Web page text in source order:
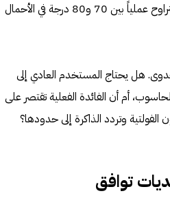
حتى 95 درجة مئوية، وغالباً ما تتراوح عملياً بين 70 و80 درجة في الأحمال
هل يحتاج المستخدم العادي إلى
أم أن الفائدة الفعلية تقتصر على
وتردد الذاكرة إلى حدودها؟
توافق